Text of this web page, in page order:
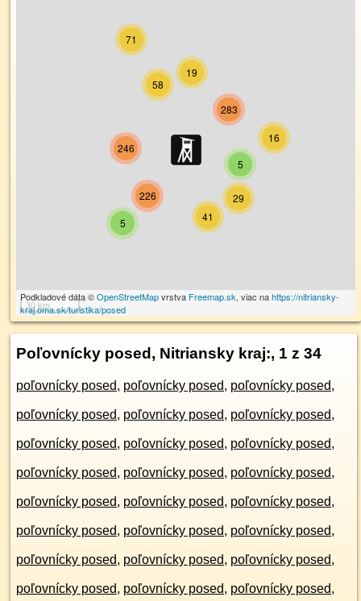
5
16
19
5 41
29
71
58
226
283
246
30 km
Podkladové dáta ©OpenStreetMapvrstva Freemap.sk, viac nahttps://nitriansky-
kraj.oma.sk/turistika/posed
Poľovnícky posed, Nitriansky kraj:, 1 z 34
poľovnícky posed, poľovnícky posed, poľovnícky posed,
poľovnícky posed, poľovnícky posed, poľovnícky posed,
poľovnícky posed, poľovnícky posed, poľovnícky posed,
poľovnícky posed, poľovnícky posed, poľovnícky posed,
poľovnícky posed, poľovnícky posed, poľovnícky posed,
poľovnícky posed, poľovnícky posed, poľovnícky posed,
poľovnícky posed, poľovnícky posed, poľovnícky posed,
poľovnícky posed, poľovnícky posed, poľovnícky posed,